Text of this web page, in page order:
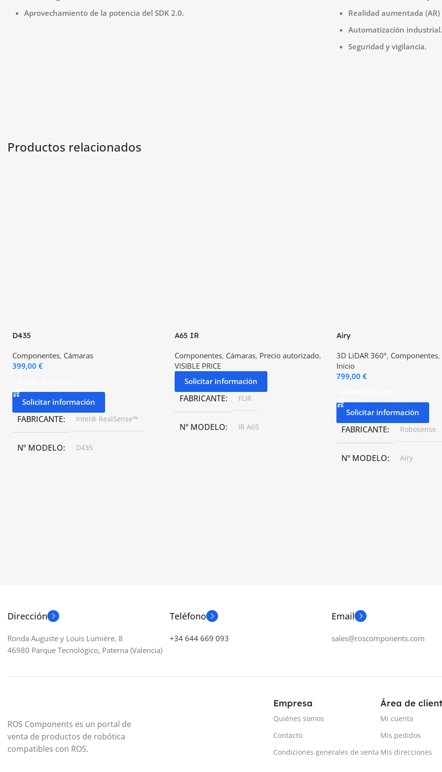
Aprovechamiento de la potencia del SDK 2.0.
Realidad aumentada
Automatización industrial.
Seguridad y vigilancia.
Productos relacionados
D435
Componentes, Cámaras
399,00 €
Solicitar información
FABRICANTE Intel® RealSense™
Nº MODELO D435
SENSOR DE IMAGEN
PROFUNDIDAD DE IMAGEN
1280×720
RGB FOV 69º x 42º
A65 IR
Componentes, Cámaras, Precio autorizado,
VISIBLE PRICE
Solicitar información
FABRICANTE FLIR
Nº MODELO IR A65
RESOLUCIÓN IR
RESOLUCIÓN ESPACIAL (IFOV)
Airy
3D LiDAR 360º, Componentes,
Inicio
799,00 €
Solicitar información
FABRICANTE Robosense
Nº MODELO Airy
Dirección
Ronda Auguste y Louis Lumière, 8
46980 Parque Tecnológico, Paterna (Valencia)
Teléfono
+34 644 669 093
Email
sales@roscomponents.com
ROS Components es un portal de
venta de productos de robótica
compatibles con ROS.
Empresa
Quiénes somos
Contacto
Condiciones generales de venta
Área de
Mi cuenta
Mis pedidos
Mis direcciones